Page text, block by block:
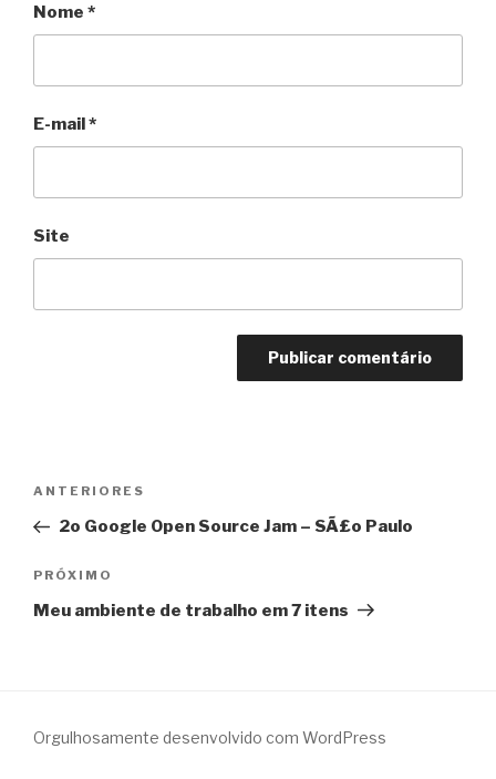
Nome *
E-mail*
Site
Post
Post
anterior
ANTERIORES
2o Google Open Source Jam – SÃ£o Paulo
Próximo
post
PRÓXIMO
Meu ambiente de trabalho em 7 itens
Orgulhosamente desenvolvido com WordPress